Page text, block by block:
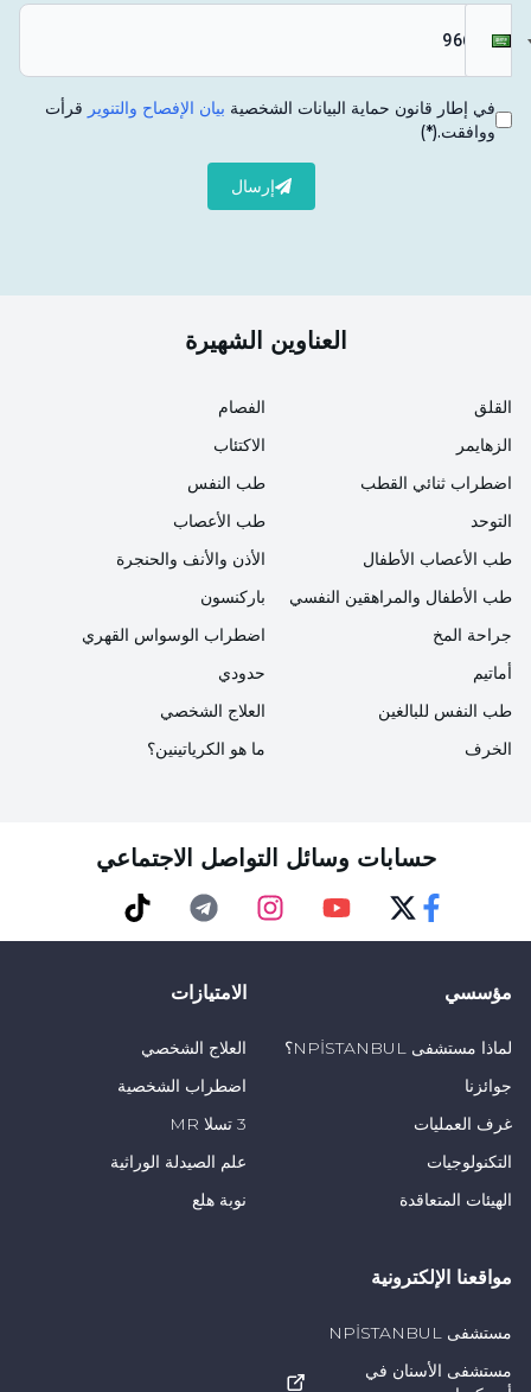
في إطار قانون حماية البيانات الشخصية بيان الإفصاح والتنوير قرأت
ووافقت.(*)
إرسال
العناوين الشهيرة
القلق
الزهايمر
اضطراب ثنائي القطب
التوحد
طب الأعصاب الأطفال
الفصام
الاكتئاب
طب النفس
طب الأعصاب
الأذن والأنف والحنجرة
طب الأطفال والمراهقين النفسي
جراحة المخ
أماتيم
طب النفس للبالغين
الخرف
باركنسون
اضطراب الوسواس القهري
حدودي
العلاج الشخصي
ما هو الكرياتينين؟
حسابات وسائل التواصل الاجتماعي
مؤسسي
لماذا مستشفى NPİSTANBUL؟
جوائزنا
غرف العمليات
التكنولوجيات
الهيئات المتعاقدة
الامتيازات
العلاج الشخصي
اضطراب الشخصية
3 تسلا MR
علم الصيدلة الوراثية
نوبة هلع
مواقعنا الإلكترونية
مستشفى NPİSTANBUL
مستشفى الأسنان في